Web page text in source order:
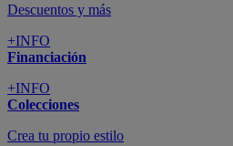
Descuentos y más
+INFO
Financiación
+INFO
Colecciones
Crea tu propio estilo